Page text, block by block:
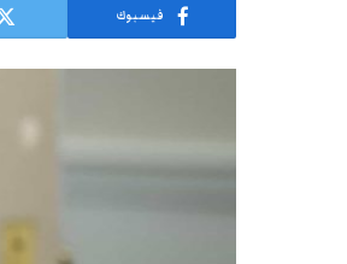
فيسبوك